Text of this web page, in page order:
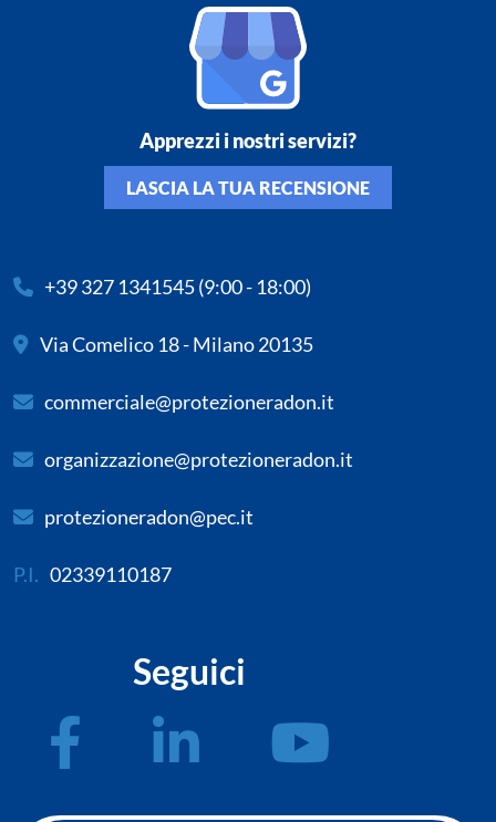
Apprezzi i nostri servizi?
LASCIA LA TUA RECENSIONE
+39 327 1341545(9:00 - 18:00)
Via Comelico 18 - Milano 20135
commerciale@protezioneradon.it
organizzazione@protezioneradon.it
protezioneradon@pec.it
P.I. 02339110187
Seguici